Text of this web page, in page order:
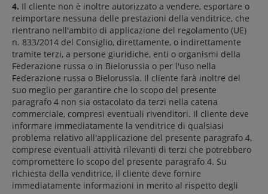
4. Il cliente non è inoltre autorizzato a vendere, esportare o
reimportare nessuna delle prestazioni della venditrice, che
rientrano nell'ambito di applicazione del regolamento (UE)
n. 833/2014 del Consiglio, direttamente, o indirettamente
tramite terzi, a persone giuridiche, enti o organismi della
Federazione russa o in Bielorussia o per l'uso nella
Federazione russa o Bielorussia. Il cliente farà inoltre del
suo meglio per garantire che lo scopo del presente
paragrafo 4 non sia ostacolato da terzi nella catena
commerciale, compresi eventuali rivenditori. Il cliente deve
informare immediatamente la venditrice di qualsiasi
problema relativo all'applicazione del presente paragrafo 4,
comprese eventuali attività rilevanti di terzi che potrebbero
compromettere lo scopo del presente paragrafo 4. Su
richiesta della venditrice, il cliente deve fornire
immediatamente informazioni in merito al rispetto degli